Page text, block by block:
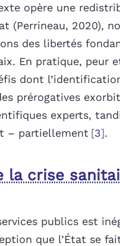
opère une
(Perrineau, 2020),
des libertés
En pratique, peur
dont
prérogatives
experts,
– partiellement 3 .
la crise
publics est
que l’État se